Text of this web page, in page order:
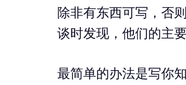
除非有东西可写，否
谈时发现，他们的主
最简单的办法是写你